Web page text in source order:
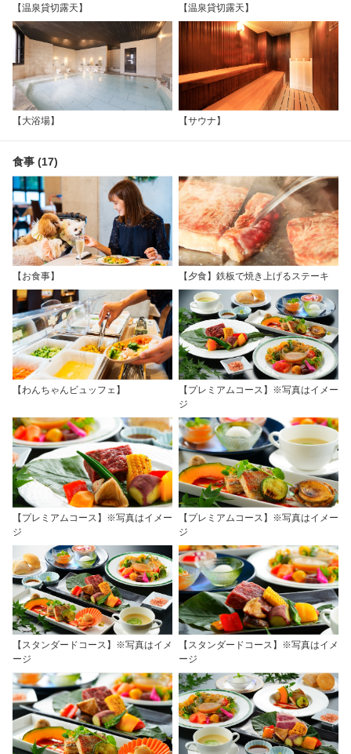
【温泉貸切露天】 【温泉貸切露天】
【大浴場】 【サウナ】
食事 (17)
【お食事】 【夕食】鉄板で焼き上げるステーキ
【わんちゃんビュッフェ】
【プレミアムコース】※写真はイメー
ジ
【プレミアムコース】※写真はイメー
ジ
【プレミアムコース】※写真はイメー
ジ
【スタンダードコース】※写真はイメ
ージ
【スタンダードコース】※写真はイメ
ージ